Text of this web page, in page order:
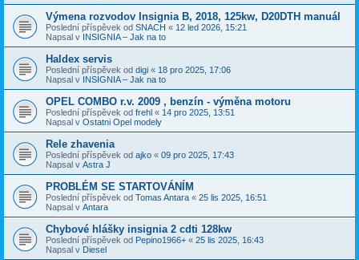
Výmena rozvodov Insignia B, 2018, 125kw, D20DTH manuál
Poslední příspěvek od SNACH « 12 led 2026, 15:21
Napsal v INSIGNIA – Jak na to
Haldex servis
Poslední příspěvek od digi « 18 pro 2025, 17:06
Napsal v INSIGNIA – Jak na to
OPEL COMBO r.v. 2009 , benzín - výměna motoru
Poslední příspěvek od frehl « 14 pro 2025, 13:51
Napsal v Ostatni Opel modely
Rele zhavenia
Poslední příspěvek od ajko « 09 pro 2025, 17:43
Napsal v Astra J
PROBLÉM SE STARTOVÁNÍM
Poslední příspěvek od Tomas Antara « 25 lis 2025, 16:51
Napsal v Antara
Chybové hlášky insignia 2 cdti 128kw
Poslední příspěvek od Pepino1966+ « 25 lis 2025, 16:43
Napsal v Diesel